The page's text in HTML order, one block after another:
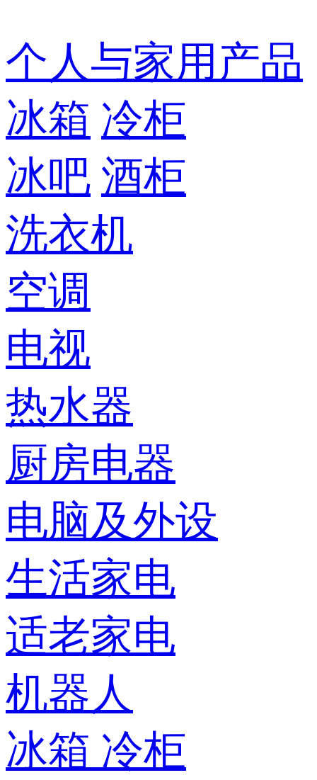
个人与家用产品
冰箱 冷柜
冰吧 酒柜
洗衣机
空调
电视
热水器
厨房电器
电脑及外设
生活家电
适老家电
机器人
冰箱 冷柜